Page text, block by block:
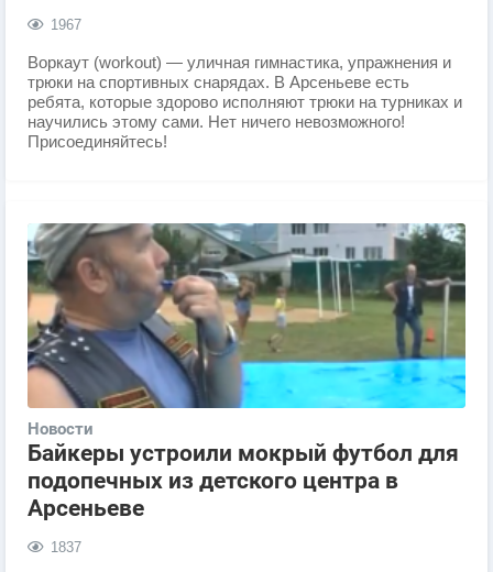
1967
Воркаут (workout) — уличная гимнастика, упражнения и
трюки на спортивных снарядах. В Арсеньеве есть
ребята, которые здорово исполняют трюки на турниках и
научились этому сами. Нет ничего невозможного!
Присоединяйтесь!
Новости
Байкеры устроили мокрый футбол для
подопечных из детского центра в
Арсеньеве
1837